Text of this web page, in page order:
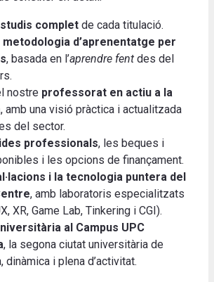
complet de cada titulació.
metodologia d’aprenentatge per
, basada en l’aprendre fent des del
nostre professorat en actiu a la
, amb una visió pràctica i actualitzada
del sector.
professionals, les beques i
i les opcions de finançament.
i la tecnologia puntera del
, amb laboratoris especialitzats
XR, Game Lab, Tinkering i CGI).
al Campus UPC
, la segona ciutat universitària de
dinàmica i plena d’activitat.